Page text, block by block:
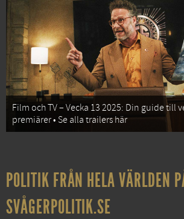
Film och TV – Vecka 13 2025: Din guide till
premiärer • Se alla trailers här
POLITIK FRÅN HELA VÄRLDEN
SVÅGERPOLITIK.SE